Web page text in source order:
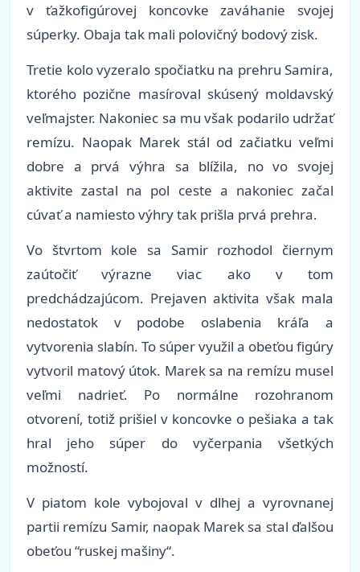
v ťažkofigúrovej koncovke zaváhanie svojej
súperky. Obaja tak mali polovičný bodový zisk.
Tretie kolo vyzeralo spočiatku na prehru Samira,
ktorého pozične masíroval skúsený moldavský
veľmajster. Nakoniec sa mu však podarilo udržať
remízu. Naopak Marek stál od začiatku veľmi
dobre a prvá výhra sa blížila, no vo svojej
aktivite zastal na pol ceste a nakoniec začal
cúvať a namiesto výhry tak prišla prvá prehra.
Vo štvrtom kole sa Samir rozhodol čiernym
zaútočiť výrazne viac ako v tom
predchádzajúcom. Prejaven aktivita však mala
nedostatok v podobe oslabenia kráľa a
vytvorenia slabín. To súper využil a obeťou figúry
vytvoril matový útok. Marek sa na remízu musel
veľmi nadrieť. Po normálne rozohranom
otvorení, totiž prišiel v koncovke o pešiaka a tak
hral jeho súper do vyčerpania všetkých
možností.
V piatom kole vybojoval v dlhej a vyrovnanej
partii remízu Samir, naopak Marek sa stal ďalšou
obeťou “ruskej mašiny“.